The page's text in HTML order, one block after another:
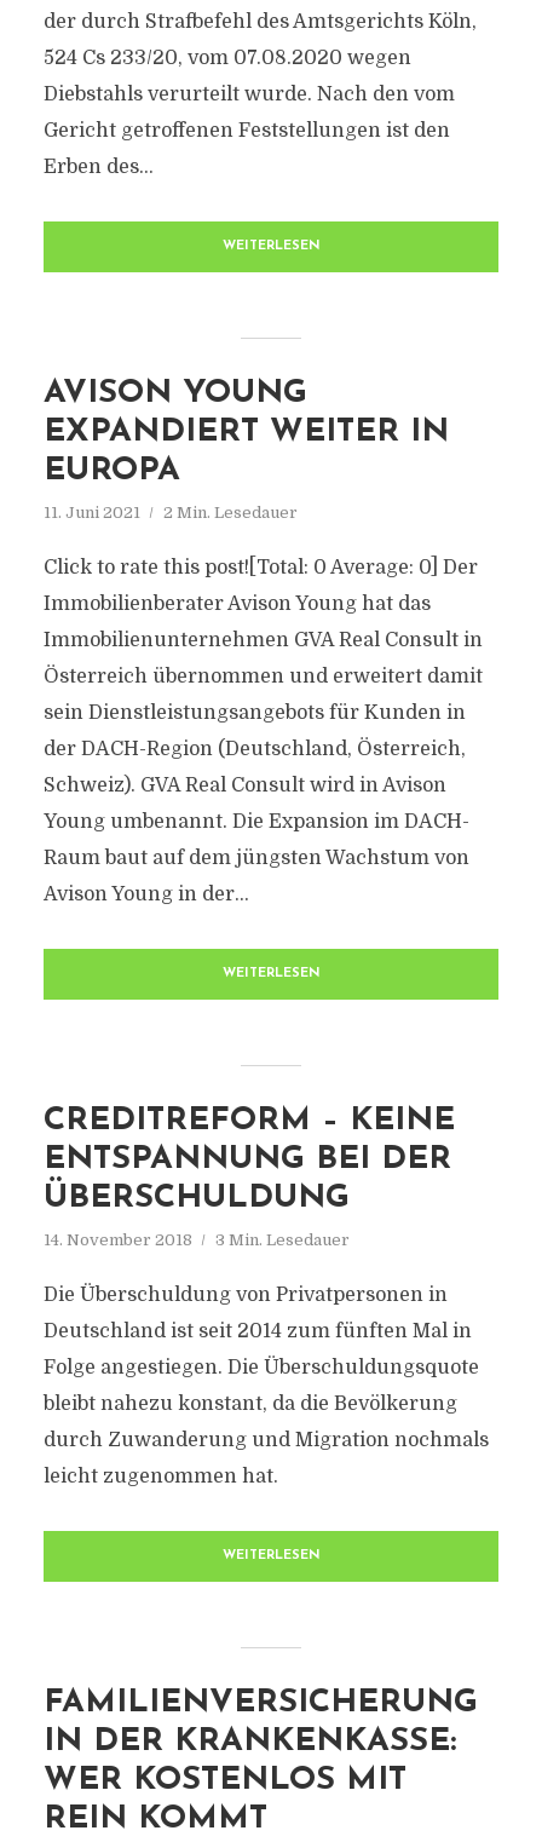
der durch Strafbefehl des Amtsgerichts Köln,
524 Cs 233/​20, vom 07.08.2020 wegen
Diebstahls verurteilt wurde. Nach den vom
Gericht getroffenen Feststellungen ist den
Erben des...
WEITERLESEN
AVISON YOUNG
EXPANDIERT WEITER IN
EUROPA
11. Juni 2021 2 Min. Lesedauer
Click to rate this post![Total: 0 Average: 0] Der
Immobilienberater Avison Young hat das
Immobilienunternehmen GVA Real Consult in
Österreich übernommen und erweitert damit
sein Dienstleistungsangebots für Kunden in
der DACH-Region (Deutschland, Österreich,
Schweiz). GVA Real Consult wird in Avison
Young umbenannt. Die Expansion im DACH-
Raum baut auf dem jüngsten Wachstum von
Avison Young in der...
WEITERLESEN
CREDITREFORM – KEINE
ENTSPANNUNG BEI DER
ÜBERSCHULDUNG
14. November 2018 3 Min. Lesedauer
Die Überschuldung von Privatpersonen in
Deutschland ist seit 2014 zum fünften Mal in
Folge angestiegen. Die Überschuldungsquote
bleibt nahezu konstant, da die Bevölkerung
durch Zuwanderung und Migration nochmals
leicht zugenommen hat.
WEITERLESEN
FAMILIENVERSICHERUNG
IN DER KRANKENKASSE:
WER KOSTENLOS MIT
REIN KOMMT